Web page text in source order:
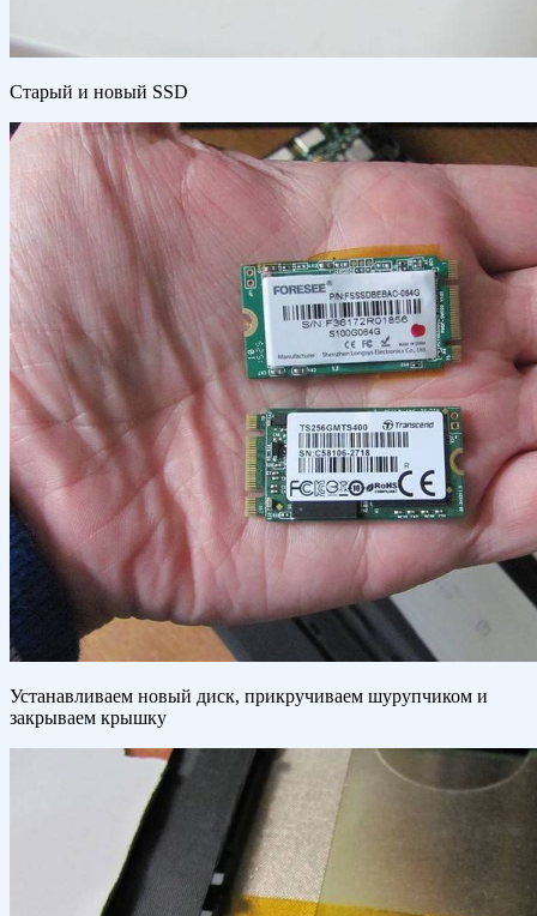
Старый и новый SSD
Устанавливаем новый диск, прикручиваем шурупчиком и
закрываем крышку